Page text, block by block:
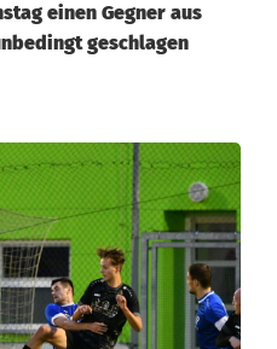
einen Gegner aus
geschlagen